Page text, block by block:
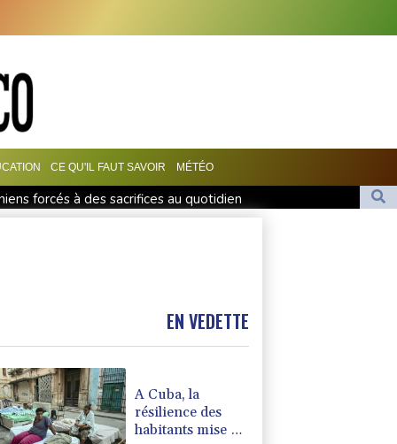
CE QU'IL FAUT SAVOIR MÉTÉO
forcés à des sacrifices au quotidien
Ormuz
dominé par Anthropic et OpenAI
EN VEDETTE
A Cuba, la
résilience des
habitants mise à